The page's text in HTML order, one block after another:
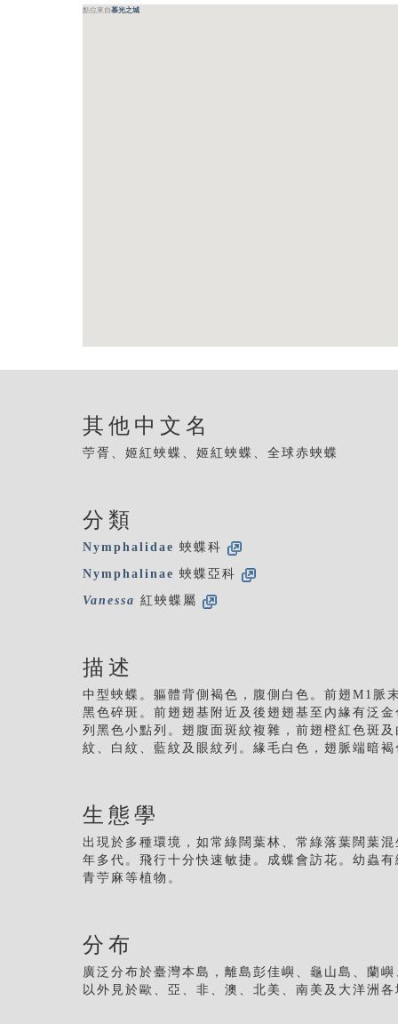
點位來自慕光之城
其他中文名
苧胥、姬紅蛺蝶、姬紅蛺蝶、全球赤蛺蝶
分類
Nymphalidae 蛺蝶科
Nymphalinae 蛺蝶亞科
Vanessa 紅蛺蝶屬
描述
中型蛺蝶。軀體背側褐色，腹側白色。前翅M1脈
黑色碎斑。前翅翅基附近及後翅翅基至內緣有泛
列黑色小點列。翅腹面斑紋複雜，前翅橙紅色斑
紋、白紋、藍紋及眼紋列。緣毛白色，翅脈端暗褐
生態學
出現於多種環境，如常綠闊葉林、常綠落葉闊葉
年多代。飛行十分快速敏捷。成蝶會訪花。幼蟲
青苧麻等植物。
分布
廣泛分布於臺灣本島，離島彭佳嶼、龜山島、蘭
以外見於歐、亞、非、澳、北美、南美及大洋洲